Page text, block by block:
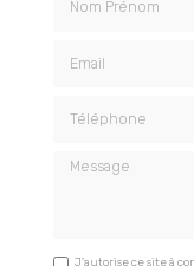
Message
J'autorise ce site à